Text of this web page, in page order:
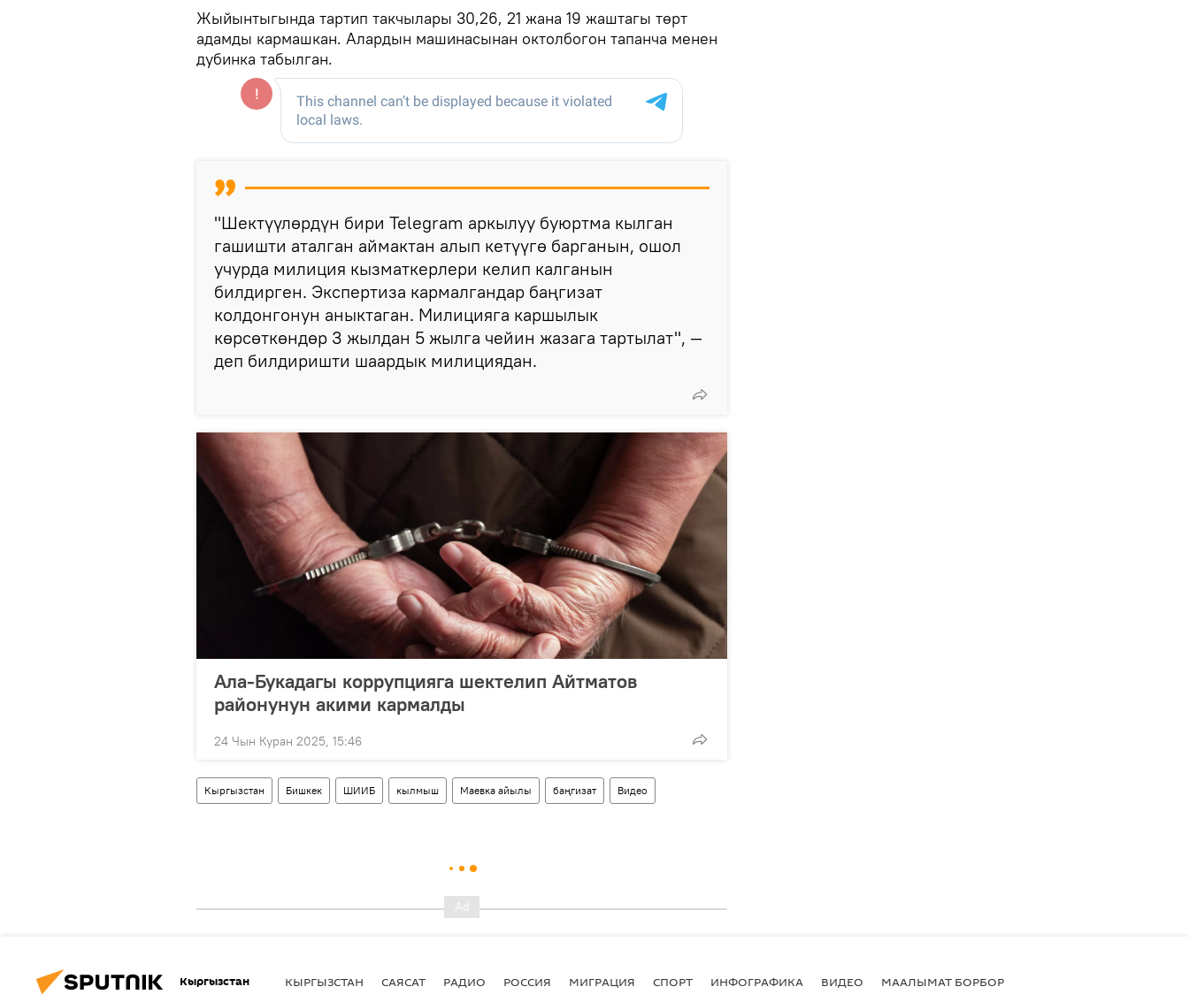
Жыйынтыгында тартип такчылары 30,26, 21 жана 19 жаштагы төрт
адамды кармашкан. Алардын машинасынан октолбогон тапанча менен
дубинка табылган.
"Шектүүлөрдүн бири Telegram аркылуу буюртма кылган
гашишти аталган аймактан алып кетүүгө барганын, ошол
учурда милиция кызматкерлери келип калганын
билдирген. Экспертиза кармалгандар баңгизат
колдонгонун аныктаган. Милицияга каршылык
көрсөткөндөр 3 жылдан 5 жылга чейин жазага тартылат", —
деп билдиришти шаардык милициядан.
Ала-Букадагы коррупцияга шектелип Айтматов
районунун акими кармалды
24 Чын Куран 2025, 15:46
Кыргызстан Бишкек ШИИБ кылмыш Маевка айылы баңгизат Видео
Кыргызстан КЫРГЫЗСТАН САЯСАТ РАДИО РОССИЯ МИГРАЦИЯ СПОРТ ИНФОГРАФИКА ВИДЕО МААЛЫМАТ БОРБОР